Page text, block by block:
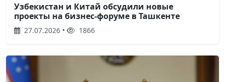
Узбекистан и Китай обсудили новые
проекты на бизнес-форуме в Ташкенте
27.07.2026 • 1866